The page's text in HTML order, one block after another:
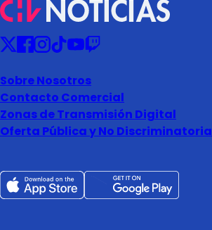
Sobre Nosotros
Contacto Comercial
Zonas de Transmisión Digital
Oferta Pública y No Discriminatoria